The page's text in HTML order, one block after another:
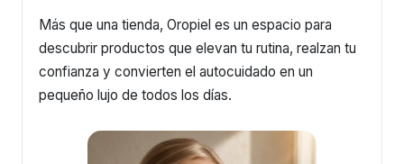
Más que una tienda, Oropiel es un espacio para
descubrir productos que elevan tu rutina, realzan tu
confianza y convierten el autocuidado en un
pequeño lujo de todos los días.